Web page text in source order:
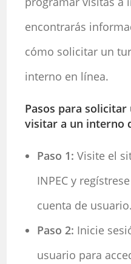
encontrarás
cómo solicitar un
interno en línea.
Pasos para
visitar a un interno
Paso 1: Visite el
INPEC y
cuenta de usuario.
Paso 2: Inicie
usuario para